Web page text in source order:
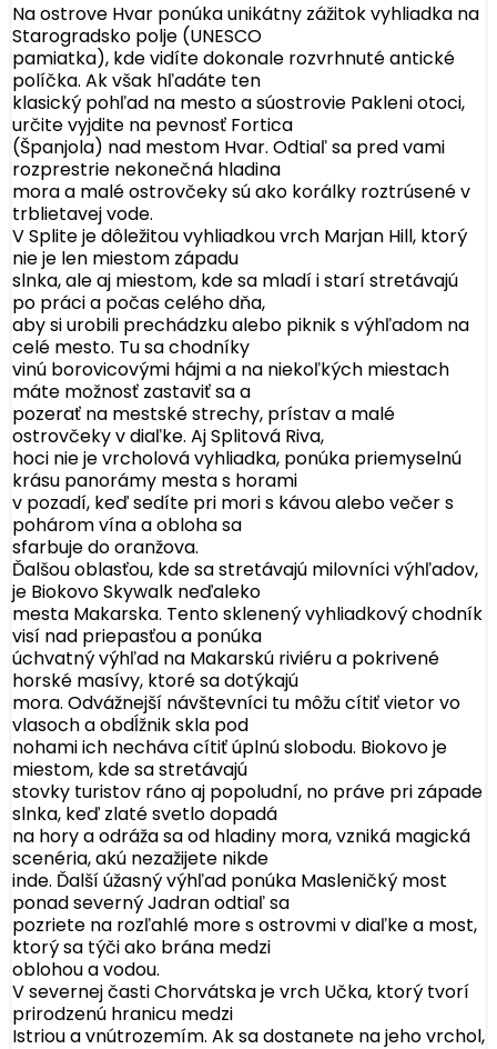
Na ostrove Hvar ponúka unikátny zážitok vyhliadka na
Starogradsko polje (UNESCO
pamiatka), kde vidíte dokonale rozvrhnuté antické
políčka. Ak však hľadáte ten
klasický pohľad na mesto a súostrovie Pakleni otoci,
určite vyjdite na pevnosť Fortica
(Španjola) nad mestom Hvar. Odtiaľ sa pred vami
rozprestrie nekonečná hladina
mora a malé ostrovčeky sú ako korálky roztrúsené v
trblietavej vode.
V Splite je dôležitou vyhliadkou vrch Marjan Hill, ktorý
nie je len miestom západu
slnka, ale aj miestom, kde sa mladí i starí stretávajú
po práci a počas celého dňa,
aby si urobili prechádzku alebo piknik s výhľadom na
celé mesto. Tu sa chodníky
vinú borovicovými hájmi a na niekoľkých miestach
máte možnosť zastaviť sa a
pozerať na mestské strechy, prístav a malé
ostrovčeky v diaľke. Aj Splitová Riva,
hoci nie je vrcholová vyhliadka, ponúka priemyselnú
krásu panorámy mesta s horami
v pozadí, keď sedíte pri mori s kávou alebo večer s
pohárom vína a obloha sa
sfarbuje do oranžova.
Ďalšou oblasťou, kde sa stretávajú milovníci výhľadov,
je Biokovo Skywalk neďaleko
mesta Makarska. Tento sklenený vyhliadkový chodník
visí nad priepasťou a ponúka
úchvatný výhľad na Makarskú riviéru a pokrivené
horské masívy, ktoré sa dotýkajú
mora. Odvážnejší návštevníci tu môžu cítiť vietor vo
vlasoch a obdĺžnik skla pod
nohami ich necháva cítiť úplnú slobodu. Biokovo je
miestom, kde sa stretávajú
stovky turistov ráno aj popoludní, no práve pri západe
slnka, keď zlaté svetlo dopadá
na hory a odráža sa od hladiny mora, vzniká magická
scenéria, akú nezažijete nikde
inde. Ďalší úžasný výhľad ponúka Masleničký most
ponad severný Jadran odtiaľ sa
pozriete na rozľahlé more s ostrovmi v diaľke a most,
ktorý sa týči ako brána medzi
oblohou a vodou.
V severnej časti Chorvátska je vrch Učka, ktorý tvorí
prirodzenú hranicu medzi
Istriou a vnútrozemím. Ak sa dostanete na jeho vrchol,